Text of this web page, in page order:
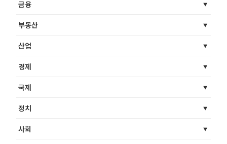
금융
부동산
산업
경제
국제
정치
사회